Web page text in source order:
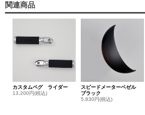
関連商品
カスタムペグ ライダー
13,200円(税込)
スピードメーターベゼル
ブラック
5,830円(税込)